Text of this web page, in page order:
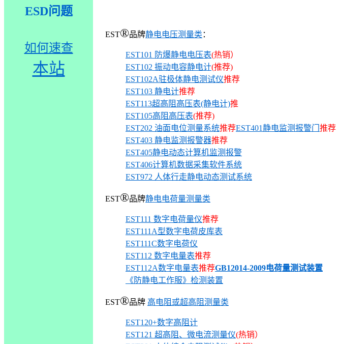
ESD问题
如何速查
本站
EST®品牌静电电压测量类 ：
EST101 防爆静电电压表(热销）
EST102 振动电容静电计(推荐)
EST102A驻极体静电测试仪推荐
EST103 静电计推荐
EST113超高阻高压表(静电计)推
EST105高阻高压表(推荐)
EST202 油面电位测量系统推荐EST401静电监测报警门 推荐
EST403 静电监测报警器推荐
EST405静电动态计算机监测报警
EST406计算机数据采集软件系统
EST972 人体行走静电动态测试系统
EST®品牌静电电荷量测量类
EST111 数字电荷量仪推荐
EST111A型数字电荷皮库表
EST111C数字电荷仪
EST112 数字电量表推荐
EST112A数字电量表推荐GB12014-2009电荷量测试装置
《防静电工作服》检测装置
EST®品牌 高电阻或超高阻测量类
EST120+数字高阻计
EST121 超高阻、微电流测量仪(热销）